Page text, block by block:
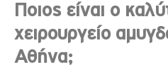
Ποιος είναι ο
χειρουργείο
Αθήνα;